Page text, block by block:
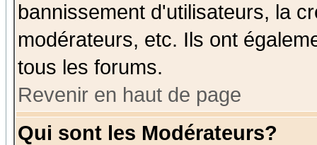
bannissement d'utilisateurs, la
modérateurs, etc. Ils ont
tous les forums.
Revenir en haut de page
Qui sont les Modérateurs?